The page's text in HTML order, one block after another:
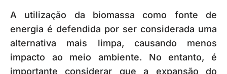
A utilização da biomassa como fonte de
energia é defendida por ser considerada uma
alternativa mais limpa, causando menos
impacto ao meio ambiente. No entanto, é
importante considerar que a expansão do